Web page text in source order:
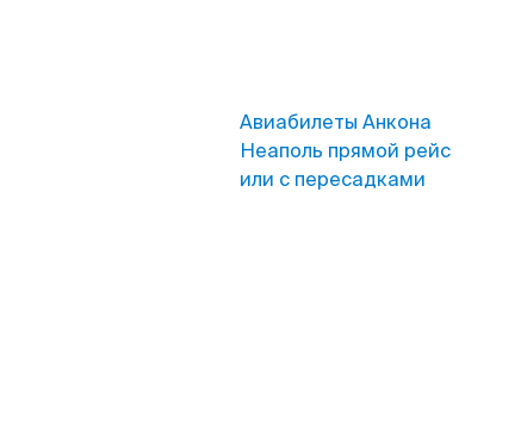
Авиабилеты Анкона
Неаполь прямой рейс
или с пересадками